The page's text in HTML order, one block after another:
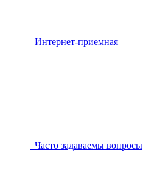
Интернет-приемная
Часто задаваемы вопросы